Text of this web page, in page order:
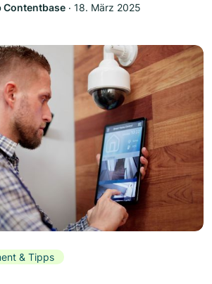
Contentbase ‧ 18. März 2025
& Tipps